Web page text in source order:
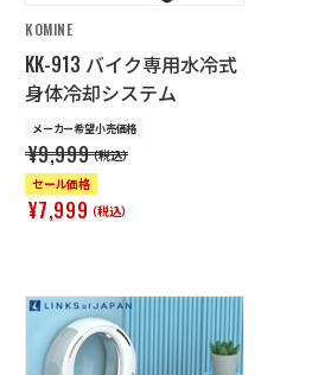
KOMINE
KK-913 バイク専用水冷式
身体冷却システム
メーカー希望小売価格
¥9,999（税込）
セール価格
¥7,999（税込）